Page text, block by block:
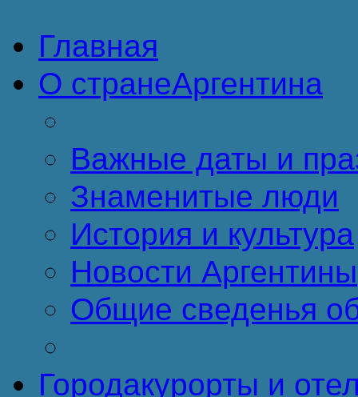
Главная
О странеАргентина
Важные даты и
Знаменитые люди
История и культура
Новости Аргентины
Общие сведенья
Городакурорты и